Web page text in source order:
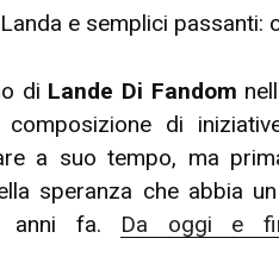
e semplici passanti:
di Lande Di Fandom
di
a suo tempo, ma
speranza che abbia
anni fa. Da oggi e